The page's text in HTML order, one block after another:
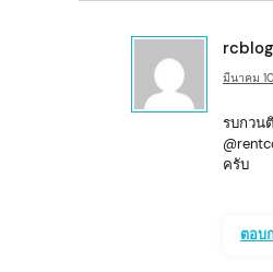
rcblog
มีนาคม
รบกวน
ครับ
ตอบ